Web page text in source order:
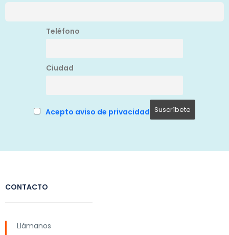
Teléfono
Ciudad
Acepto aviso de privacidad
CONTACTO
Llámanos